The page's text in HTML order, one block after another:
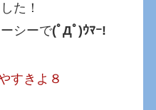
た！
シーで(ﾟДﾟ)ｳﾏｰ!